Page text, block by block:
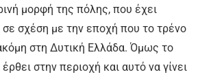
μορφή της πόλης, που έχει
σε σχέση με την εποχή που το τρένο
στη Δυτική Ελλάδα. Όμως το
στην περιοχή και αυτό να γίνει